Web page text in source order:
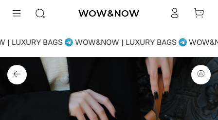
WOW&NOW
| LUXURY BAGS WOW&NOW | LUXURY BAGS